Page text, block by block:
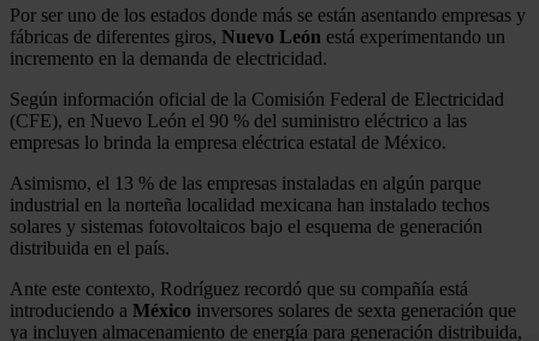
Por ser uno de los estados donde más se están asentando empresas y
fábricas de diferentes giros, Nuevo León está experimentando un
incremento en la demanda de electricidad.
Según información oficial de la Comisión Federal de Electricidad
(CFE), en Nuevo León el 90 % del suministro eléctrico a las
empresas lo brinda la empresa eléctrica estatal de México.
Asimismo, el 13 % de las empresas instaladas en algún parque
industrial en la norteña localidad mexicana han instalado techos
solares y sistemas fotovoltaicos bajo el esquema de generación
distribuida en el país.
Ante este contexto, Rodríguez recordó que su compañía está
introduciendo a México inversores solares de sexta generación que
ya incluyen almacenamiento de energía para generación distribuida,